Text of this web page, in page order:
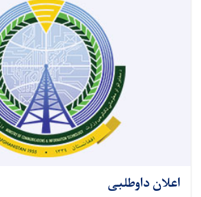
اعلان داوطلبی